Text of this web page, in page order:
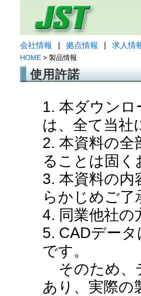
会社情報 拠点情報 求人情
HOME > 製品情報
使用許諾
1. 本ダウン
は、全て当社
2. 本資料の全
ることは固く
3. 本資料の内
らかじめご了
4. 同業他社
5. CADデー
です。
そのため、
あり、実際の